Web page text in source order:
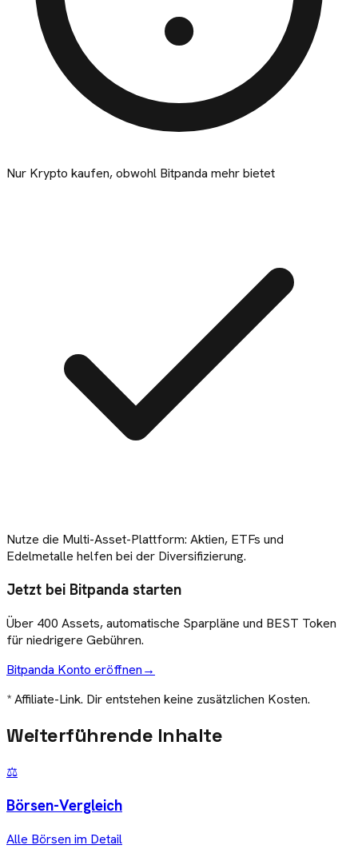
Nur Krypto kaufen, obwohl Bitpanda mehr bietet
Nutze die Multi-Asset-Plattform: Aktien, ETFs und
Edelmetalle helfen bei der Diversifizierung.
Jetzt bei Bitpanda starten
Über 400 Assets, automatische Sparpläne und BEST Token
für niedrigere Gebühren.
Bitpanda Konto eröffnen→
* Affiliate-Link. Dir entstehen keine zusätzlichen Kosten.
Weiterführende Inhalte
⚖️
Börsen-Vergleich
Alle Börsen im Detail